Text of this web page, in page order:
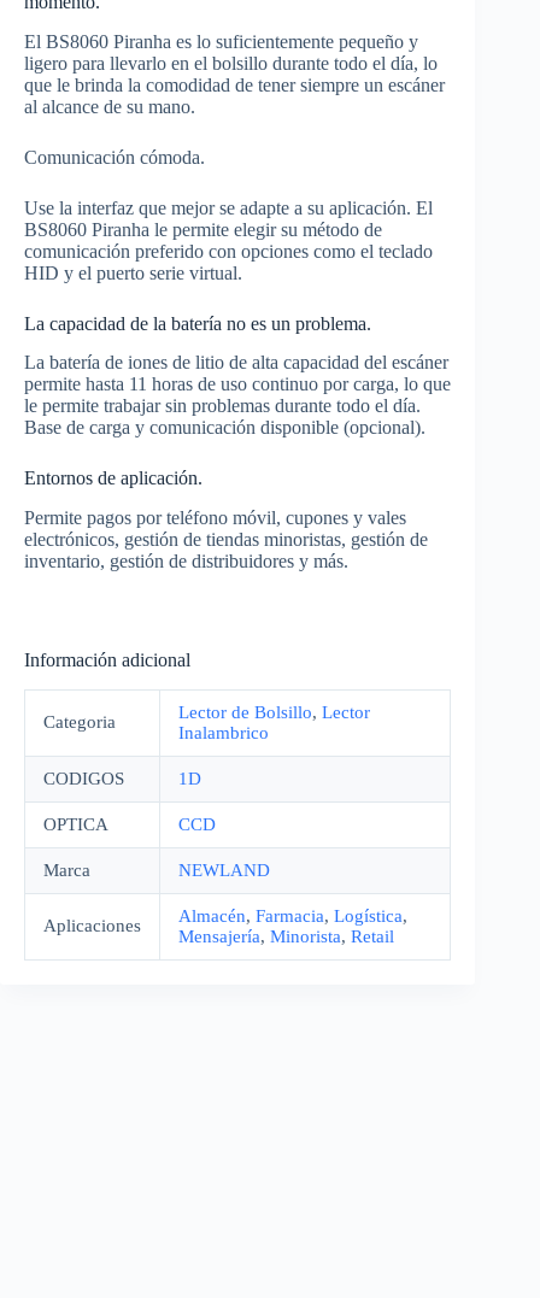
El BS8060 Piranha es lo suficientemente pequeño y
ligero para llevarlo en el bolsillo durante todo el día, lo
que le brinda la comodidad de tener siempre un escáner
al alcance de su mano.
Comunicación cómoda.
Use la interfaz que mejor se adapte a su aplicación. El
BS8060 Piranha le permite elegir su método de
comunicación preferido con opciones como el teclado
HID y el puerto serie virtual.
La capacidad de la batería no es un problema.
La batería de iones de litio de alta capacidad del escáner
permite hasta 11 horas de uso continuo por carga, lo que
le permite trabajar sin problemas durante todo el día.
Base de carga y comunicación disponible (opcional).
Entornos de aplicación.
Permite pagos por teléfono móvil, cupones y vales
electrónicos, gestión de tiendas minoristas, gestión de
inventario, gestión de distribuidores y más.
Información adicional
Categoria Lector de Bolsillo, Lector
Inalambrico
CODIGOS 1D
OPTICA CCD
Marca NEWLAND
Aplicaciones Almacén, Farmacia, Logística,
Mensajería, Minorista, Retail